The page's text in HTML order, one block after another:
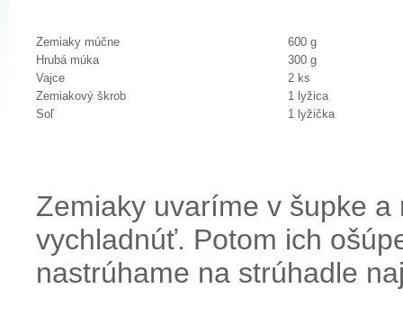
Zemiaky múčne
600 g
Hrubá múka
300 g
Vajce
2 ks
Zemiakový škrob
1 lyžica
Soľ
1 lyžička
Zemiaky uvaríme v šupke a
vychladnúť. Potom ich
nastrúhame na strúhadle